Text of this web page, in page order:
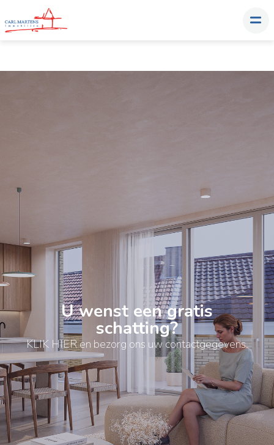
U wenst een gratis
schatting?
KLIK HIER en bezorg ons uw contactgegevens.